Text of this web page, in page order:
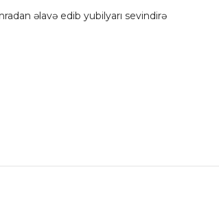
əlavə edib yubilyarı sevindirə